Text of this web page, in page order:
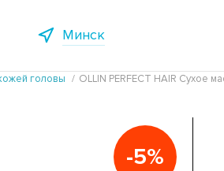
Минск
головы OLLIN PERFECT HAIR Сухое
-5%